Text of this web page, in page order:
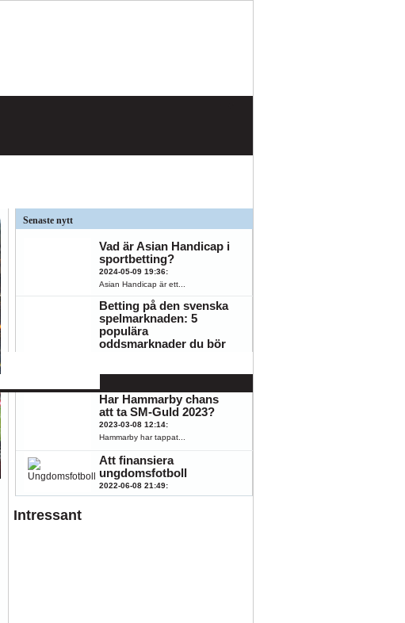
Senaste nytt
Vad är Asian Handicap i
sportbetting?
2024-05-09 19:36:
Asian Handicap är ett...
Betting på den svenska
spelmarknaden: 5
populära
oddsmarknader du bör
Har Hammarby chans
att ta SM-Guld 2023?
2023-03-08 12:14:
Hammarby har tappat...
Att finansiera
ungdomsfotboll
2022-06-08 21:49:
Fotboll engagerar...
Intressant